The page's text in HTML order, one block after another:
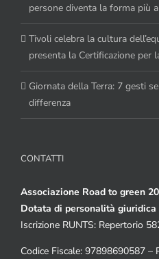
persone diventa la forma più
Tivoli celebra la cultura
presenta la Certificazione per
Giornata della Terra: 7 gesti
differenza
CONTATTI
Associazione Road to green
Dotata di personalità giuridica
Iscrizione RUNTS: Repertorio
Codice Fiscale: 97898690587